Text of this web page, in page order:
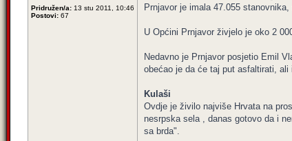
Pridružen/a: 13 stu 2011, 10:46
Postovi: 67
Prnjavor je imala 47.055
U Općini Prnjavor živjelo je oko 2
Nedavno je Prnjavor posjetio Emil
obećao je da će taj put asfaltirati,
Kulaši
Ovdje je živilo najviše Hrvata na
nesrpska sela , danas gotovo da i
sa brda".